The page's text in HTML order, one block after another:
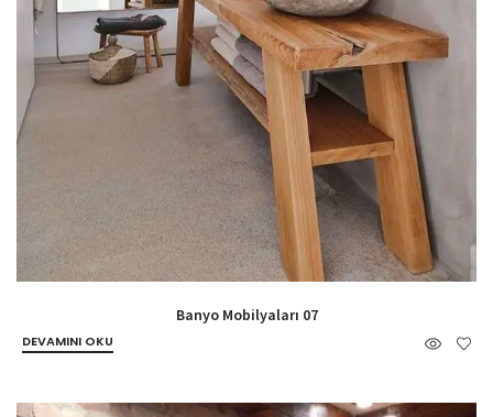
Banyo Mobilyaları 07
DEVAMINI OKU